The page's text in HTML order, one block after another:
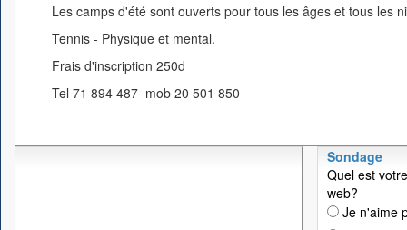
Les camps d'été sont ouverts pour tous les âges et tous les
Tennis - Physique et mental.
Frais d'inscription 250d
Tel 71 894 487 mob 20 501 850
Sondage
Quel est
web?
Je n'aime